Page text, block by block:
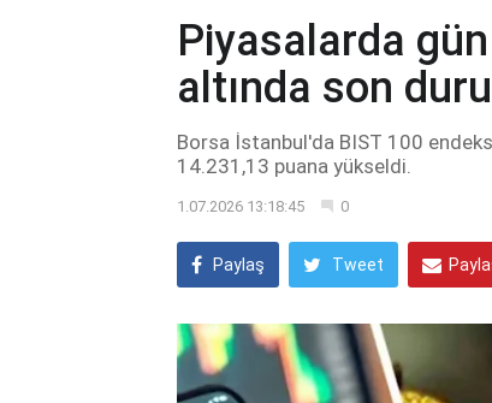
Piyasalarda
altında son
Borsa İstanbul'da BIST 100
14.231,13 puana yükseldi.
1.07.2026 13:18:45 0
Paylaş Tweet